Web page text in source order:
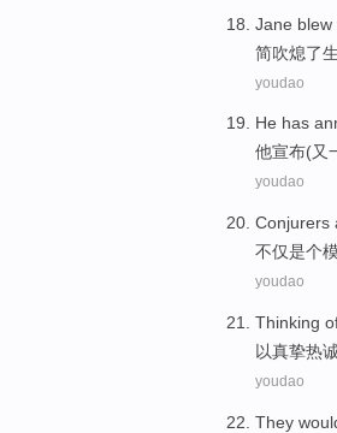
Jane blew
简吹熄了
youdao
He has
他宣布(又
youdao
Conjurers
不仅是个
youdao
Thinking
以真挚热诚
youdao
They